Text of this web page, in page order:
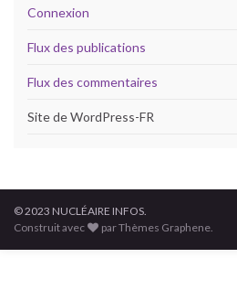
Connexion
Flux des publications
Flux des commentaires
Site de WordPress-FR
© 2023 NUCLÉAIRE INFOS.
Construit avec
par Thèmes Graphene.